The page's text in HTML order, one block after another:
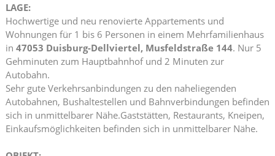
LAGE:
Hochwertige und neu renovierte Appartements und
Wohnungen für 1 bis 6 Personen in einem Mehrfamilienhaus
in 47053 Duisburg-Dellviertel, Musfeldstraße 144. Nur 5
Gehminuten zum Hauptbahnhof und 2 Minuten zur
Autobahn.
Sehr gute Verkehrsanbindungen zu den naheliegenden
Autobahnen, Bushaltestellen und Bahnverbindungen befinden
sich in unmittelbarer Nähe.Gaststätten, Restaurants, Kneipen,
Einkaufsmöglichkeiten befinden sich in unmittelbarer Nähe.